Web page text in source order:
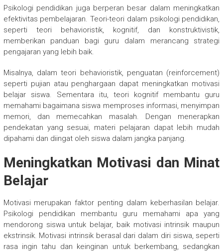
Psikologi pendidikan juga berperan besar dalam meningkatkan
efektivitas pembelajaran. Teori-teori dalam psikologi pendidikan,
seperti teori behavioristik, kognitif, dan konstruktivistik,
memberikan panduan bagi guru dalam merancang strategi
pengajaran yang lebih baik.
Misalnya, dalam teori behavioristik, penguatan (reinforcement)
seperti pujian atau penghargaan dapat meningkatkan motivasi
belajar siswa. Sementara itu, teori kognitif membantu guru
memahami bagaimana siswa memproses informasi, menyimpan
memori, dan memecahkan masalah. Dengan menerapkan
pendekatan yang sesuai, materi pelajaran dapat lebih mudah
dipahami dan diingat oleh siswa dalam jangka panjang.
Meningkatkan Motivasi dan Minat
Belajar
Motivasi merupakan faktor penting dalam keberhasilan belajar.
Psikologi pendidikan membantu guru memahami apa yang
mendorong siswa untuk belajar, baik motivasi intrinsik maupun
ekstrinsik. Motivasi intrinsik berasal dari dalam diri siswa, seperti
rasa ingin tahu dan keinginan untuk berkembang, sedangkan